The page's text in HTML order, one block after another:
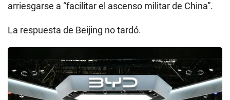
arriesgarse a “facilitar el ascenso militar de China”.
La respuesta de Beijing no tardó.